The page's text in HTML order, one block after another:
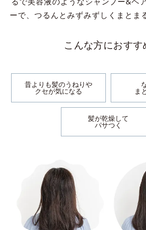
ーで、つるんとみずみずしくまとま
こんな方におすす
昔よりも髪のうねりや
クセが気になる ま
髪が乾燥して
パサつく